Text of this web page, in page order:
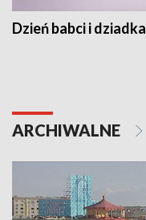
Dzień babci i dziadka
ARCHIWALNE